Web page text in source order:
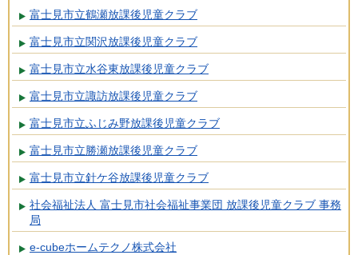
富士見市立鶴瀬放課後児童クラブ
富士見市立関沢放課後児童クラブ
富士見市立水谷東放課後児童クラブ
富士見市立諏訪放課後児童クラブ
富士見市立ふじみ野放課後児童クラブ
富士見市立勝瀬放課後児童クラブ
富士見市立針ケ谷放課後児童クラブ
社会福祉法人 富士見市社会福祉事業団 放課後児童クラブ 事務
局
e-cubeホームテクノ株式会社